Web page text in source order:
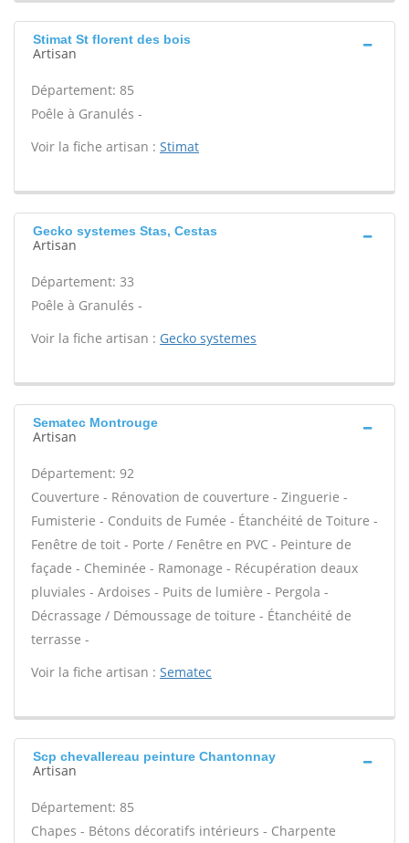
Stimat St florent des bois
Artisan
Département: 85
Poêle à Granulés -
Voir la fiche artisan : Stimat
Gecko systemes Stas, Cestas
Artisan
Département: 33
Poêle à Granulés -
Voir la fiche artisan : Gecko systemes
Sematec Montrouge
Artisan
Département: 92
Couverture - Rénovation de couverture - Zinguerie -
Fumisterie - Conduits de Fumée - Étanchéité de Toiture -
Fenêtre de toit - Porte / Fenêtre en PVC - Peinture de
façade - Cheminée - Ramonage - Récupération deaux
pluviales - Ardoises - Puits de lumière - Pergola -
Décrassage / Démoussage de toiture - Étanchéité de
terrasse -
Voir la fiche artisan : Sematec
Scp chevallereau peinture Chantonnay
Artisan
Département: 85
Chapes - Bétons décoratifs intérieurs - Charpente